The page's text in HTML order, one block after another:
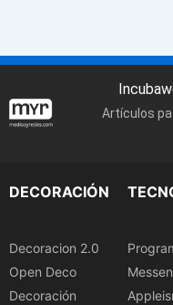
Artículos
DECORACIÓN
Decoracion 2.0
Open Deco
Decoración